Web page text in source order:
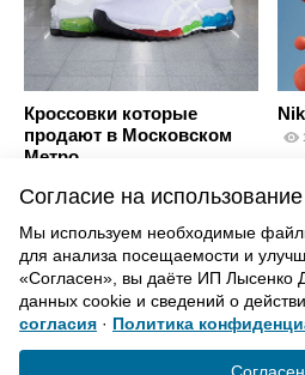
Кроссовки которые
продают в Московском
Метро
Согласие на
Мы используем необходимые
для анализа посещаемости и
«Согласен», вы даёте ИП Лысенко
данных cookie и сведений о
согласия · Политика